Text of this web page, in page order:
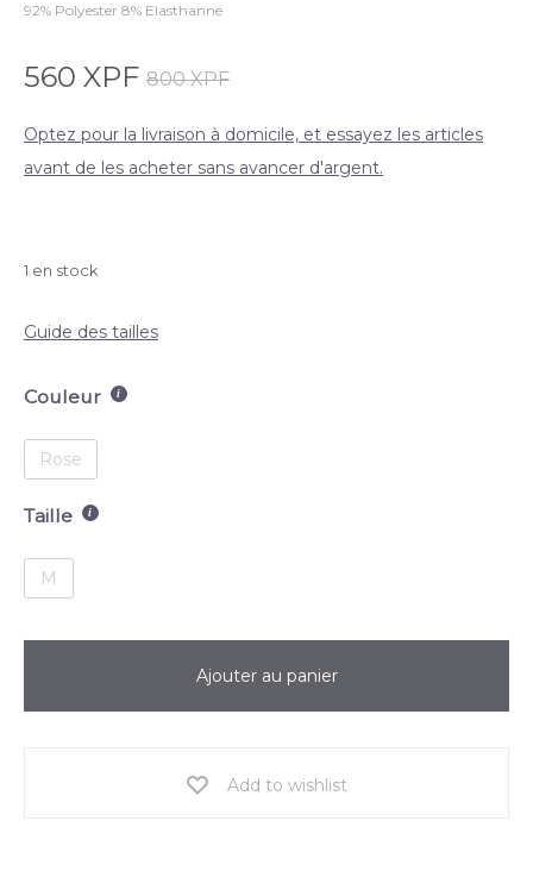
92% Polyester 8% Elasthanne
800XPF
560 XPF
Optez pour la livraison à domicile, et essayez les articles
avant de les acheter sans avancer d'argent.
1 en stock
Guide des tailles
Couleur
Rose
Taille
M
Ajouter au panier
Add to wishlist